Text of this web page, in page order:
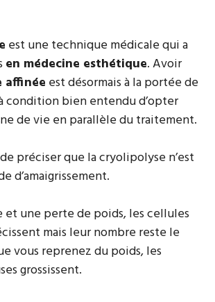
est une technique médicale qui a
en médecine esthétique. Avoir
est désormais à la portée de
condition bien entendu d’opter
de vie en parallèle du traitement.
préciser que la cryolipolyse n’est
d’amaigrissement.
et une perte de poids, les cellules
mais leur nombre reste le
vous reprenez du poids, les
grossissent.